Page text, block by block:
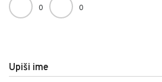
0 0
Upiši ime